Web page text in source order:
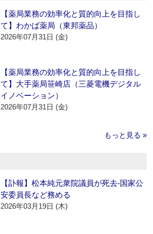
【薬局業務の効率化と質的向上を目指し
て】わかば薬局（東邦薬品）
2026年07月31日 (金)
【薬局業務の効率化と質的向上を目指し
て】大手薬局笹崎店（三菱電機デジタル
イノベーション）
2026年07月31日 (金)
もっと見る »
【訃報】松本純元衆院議員が死去‐国家公
安委員長など務める
2026年03月19日 (木)